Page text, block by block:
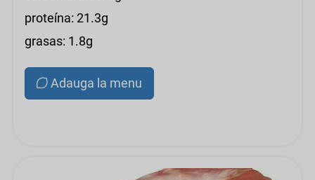
proteína: 21.3g
grasas: 1.8g
Adauga la menu